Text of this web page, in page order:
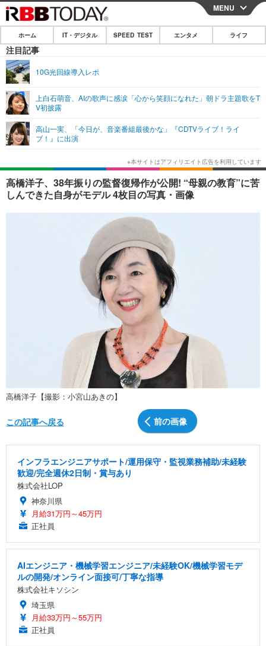
CLOSE
ホーム
IT・デジタル
ネタ
ショッピング その他
SPEED TEST
エンタメ
エンタメTOP
韓国・芸能
音楽 スポーツ
ライフ
ライフTOP グルメ
ペット ショッピング
その他
リリース一覧
プッシュ通知の停止方法
MENU
ホーム IT・デジタル SPEED TEST エンタメ ライフ
注目記事
10G光回線導入レポ
上白石萌音、AIの歌声に感涙「心から笑顔になれた」朝ドラ主題歌をT
V初披露
高山一実、「今日が、音楽番組最後かな」『CDTVライブ！ライ
ブ！』に出演
高橋洋子、38年振りの監督復帰作が公開! “母親の教育”に苦
しんできた自身がモデル 4枚目の写真・画像
高橋洋子【撮影：小宮山あきの】
前の画像
この記事へ戻る
インフラエンジニアサポート/運用保守・監視業務補助/未経験
歓迎/完全週休2日制・賞与あり
株式会社LOP
神奈川県
月給31万円～45万円
正社員
AIエンジニア・機械学習エンジニア/未経験OK/機械学習モデ
ルの開発/オンライン面接可/丁寧な指導
株式会社キソシン
埼玉県
月給33万円～55万円
正社員